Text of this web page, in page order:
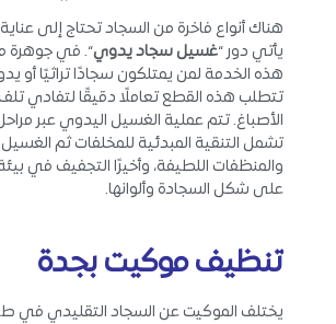
هناك أنواع فاخرة من السجاد تحتاج إلى
يأتي دور “غسيل سجاد يدوي“. في جوهرة
هذه الخدمة لمن يمتلكون سجادًا تراثيًا أو
تتطلب هذه القطع تعاملًا دقيقًا لتفادي
الأصباغ. تتم عملية الغسيل اليدوي عبر
تشمل التنقية المبدئية للمخلفات ثم الغسيل
والمنظفات اللطيفة، وأخيرًا التجفيف في
على شكل السجادة وألوانها.
تنظيف موكيت بجدة
يختلف الموكيت عن السجاد التقليدي في